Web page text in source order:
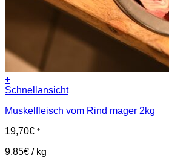
+
Schnellansicht
Muskelfleisch vom Rind mager 2kg
19,70€ *
9,85€ / kg